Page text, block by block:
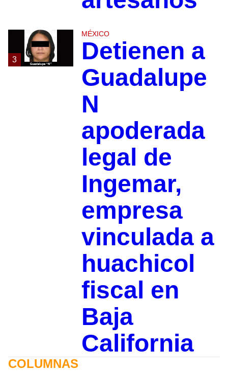
3
MÉXICO
Detienen a
Guadalupe
N
apoderada
legal de
Ingemar,
empresa
vinculada a
huachicol
fiscal en
Baja
California
COLUMNAS